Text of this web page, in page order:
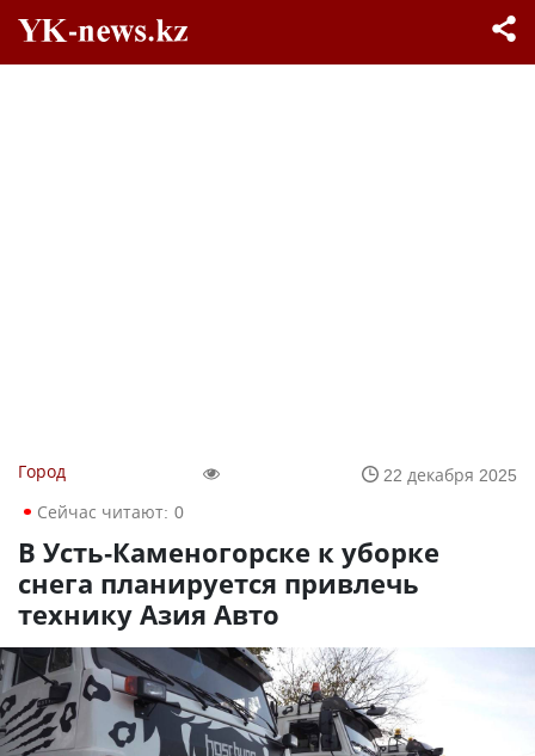
Город
22 декабря 2025
Сейчас читают: 0
В Усть-Каменогорске к уборке
снега планируется привлечь
технику Азия Авто